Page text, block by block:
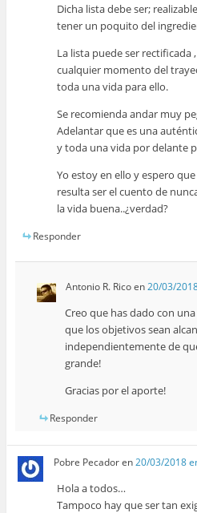
Dicha lista debe ser;
tener un poquito del
La lista puede ser
cualquier momento del
toda una vida para ello.
Se recomienda andar muy
Adelantar que es una
y toda una vida por delante
Yo estoy en ello y espero
resulta ser el cuento de
la vida buena..¿verdad?
Responder
Antonio R. Ricoen20/03/
Creo que has dado con
que los objetivos sean
independientemente de
grande!
Gracias por el aporte!
Responder
Pobre Pecadoren20/03/2018
Hola a todos…
Tampoco hay que ser tan